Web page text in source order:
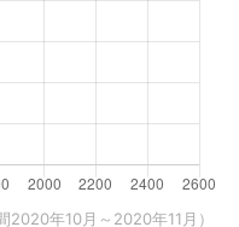
2020年10月～2020年11月）